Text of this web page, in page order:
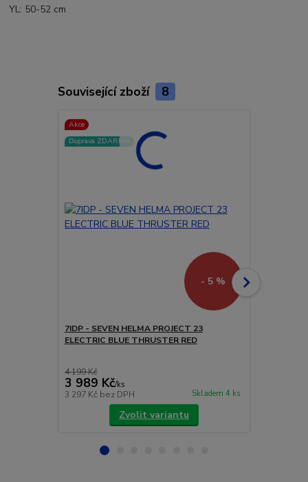
YL: 50-52 cm
Související zboží 8
Akce
Doprava ZDARMA
- 5 %
7IDP - SEVEN HELMA PROJECT 23
ELECTRIC BLUE THRUSTER RED
4 199 Kč
3 989 Kč/ks
3 297 Kč bez DPH Skladem 4 ks
Zvolit variantu